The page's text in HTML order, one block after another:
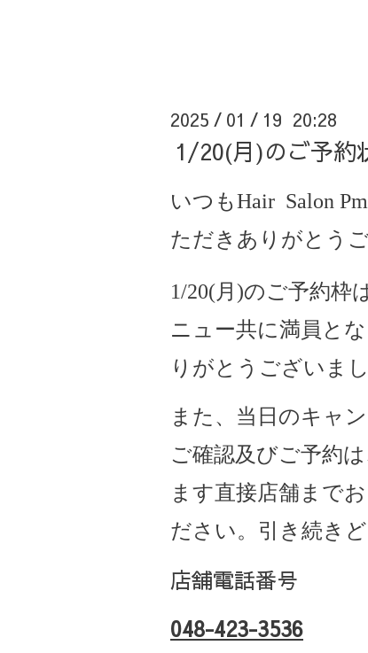
2025 / 01 / 19 20:28
1/20(月)のご予約
いつもHair Salon
ただきありがとう
1/20(月)のご予約枠
ニュー共に満員と
りがとうございまし
また、当日のキャ
ご確認及びご予約
ます直接店舗まで
ださい。引き続き
店舗電話番号
048-423-3536